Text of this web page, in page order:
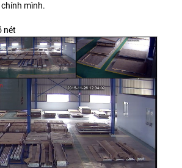
mình.
nét